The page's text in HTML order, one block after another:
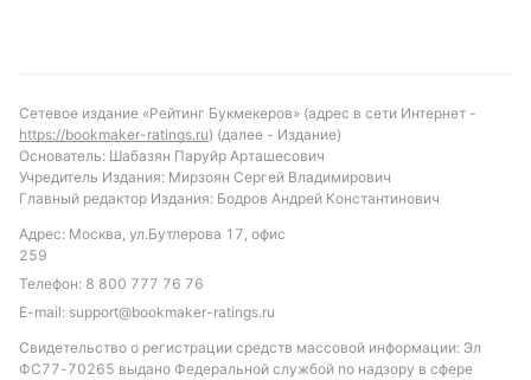
Сетевое издание «Рейтинг Букмекеров» (адрес в сети Интернет -
https://bookmaker-ratings.ru) (далее - Издание)
Основатель: Шабазян Паруйр Арташесович
Учредитель Издания: Мирзоян Сергей Владимирович
Главный редактор Издания: Бодров Андрей Константинович
Адрес: Москва, ул.Бутлерова 17, офис
259
Телефон: 8 800 777 76 76
E-mail: support@bookmaker-ratings.ru
Свидетельство о регистрации средств массовой информации: Эл
ФС77-70265 выдано Федеральной службой по надзору в сфере